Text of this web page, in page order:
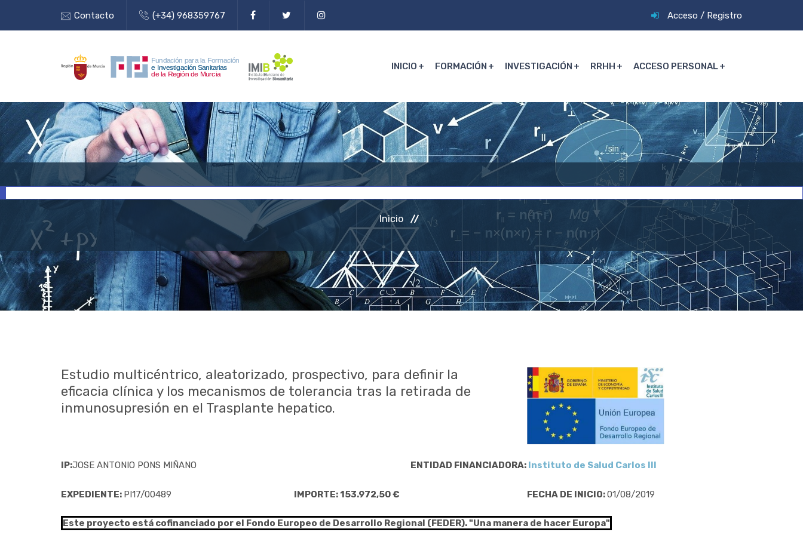
Contacto (+34) 968359767 Acceso / Registro
INICIO FORMACIÓN INVESTIGACIÓN RRHH ACCESO PERSONAL
Inicio
Estudio multicéntrico, aleatorizado, prospectivo, para definir la
eficacia clínica y los mecanismos de tolerancia tras la retirada de
inmunosupresión en el Trasplante hepatico.
IP:JOSE ANTONIO PONS MIÑANO ENTIDAD FINANCIADORA: Instituto de Salud Carlos III
EXPEDIENTE: PI17/00489 IMPORTE: 153.972,50 € FECHA DE INICIO:01/08/2019
Este proyecto está cofinanciado por el Fondo Europeo de Desarrollo Regional (FEDER). "Una manera de hacer Europa"